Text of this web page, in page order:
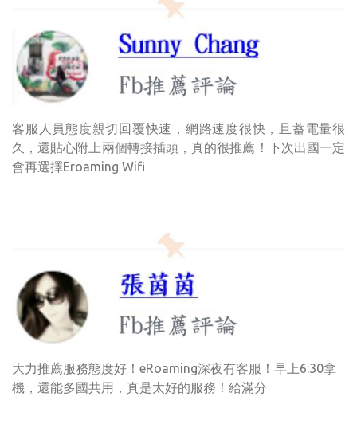
客服人員態度親切回覆快速，網路速度很快，且蓄電量很
久，還貼心附上兩個轉接插頭，真的很推薦！下次出國一定
會再選擇Eroaming Wifi
大力推薦服務態度好！eRoaming深夜有客服！早上6:30拿
機，還能多國共用，真是太好的服務！給滿分